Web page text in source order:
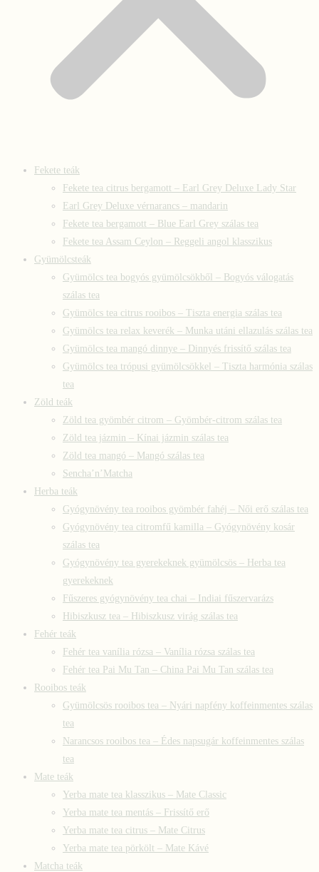
Fekete teák
Fekete tea citrus bergamott – Earl Grey Deluxe Lady Star
Earl Grey Deluxe vérnarancs – mandarin
Fekete tea bergamott – Blue Earl Grey szálas tea
Fekete tea Assam Ceylon – Reggeli angol klasszikus
Gyümölcsteák
Gyümölcs tea bogyós gyümölcsökből – Bogyós válogatás
szálas tea
Gyümölcs tea citrus rooibos – Tiszta energia szálas tea
Gyümölcs tea relax keverék – Munka utáni ellazulás szálas tea
Gyümölcs tea mangó dinnye – Dinnyés frissítő szálas tea
Gyümölcs tea trópusi gyümölcsökkel – Tiszta harmónia szálas
tea
Zöld teák
Zöld tea gyömbér citrom – Gyömbér-citrom szálas tea
Zöld tea jázmin – Kínai jázmin szálas tea
Zöld tea mangó – Mangó szálas tea
Sencha’n’Matcha
Herba teák
Gyógynövény tea rooibos gyömbér fahéj – Női erő szálas tea
Gyógynövény tea citromfű kamilla – Gyógynövény kosár
szálas tea
Gyógynövény tea gyerekeknek gyümölcsös – Herba tea
gyerekeknek
Fűszeres gyógynövény tea chai – Indiai fűszervarázs
Hibiszkusz tea – Hibiszkusz virág szálas tea
Fehér teák
Fehér tea vanília rózsa – Vanília rózsa szálas tea
Fehér tea Pai Mu Tan – China Pai Mu Tan szálas tea
Rooibos teák
Gyümölcsös rooibos tea – Nyári napfény koffeinmentes szálas
tea
Narancsos rooibos tea – Édes napsugár koffeinmentes szálas
tea
Mate teák
Yerba mate tea klasszikus – Mate Classic
Yerba mate tea mentás – Frissítő erő
Yerba mate tea citrus – Mate Citrus
Yerba mate tea pörkölt – Mate Kávé
Matcha teák